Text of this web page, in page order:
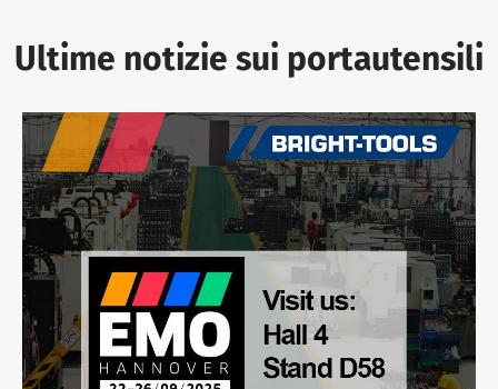
Ultime notizie sui portautensili